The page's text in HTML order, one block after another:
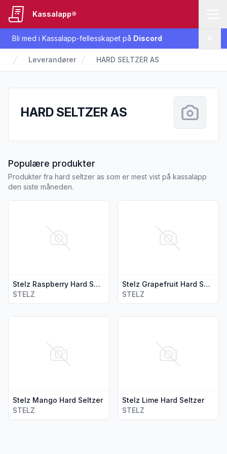
Bli med i Kassalapp-fellesskapet på Discord
Kassalapp®
Leverandører HARD SELTZER AS
HARD SELTZER AS
Populære produkterfra HARD SELTZER AS
Produkter fra hard seltzer as som er mest vist på kassalapp
den siste måneden.
Stelz Raspberry Hard Selzer
STELZ
Stelz Grapefruit Hard Seltzer
STELZ
Stelz Mango Hard Seltzer
STELZ
Vis flere detaljer for produktet "Stelz Mango Hard Seltzer"
Stelz Lime Hard Seltzer
STELZ
Vis flere detaljer for